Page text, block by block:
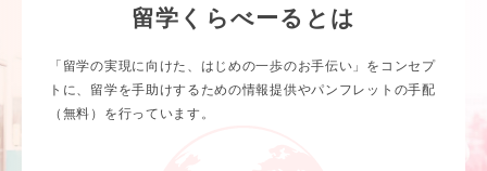
留学くらべーるとは
「留学の実現に向けた、はじめの一歩のお手伝い」をコンセプ
トに、留学を手助けするための情報提供やパンフレットの手配
（無料）を行っています。